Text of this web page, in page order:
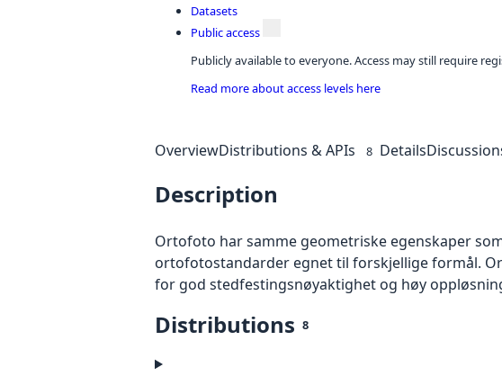
Datasets
Public access
Publicly available to everyone. Access may still require
Read more about access levels here
OverviewDistributions & APIs 8 Details
Description
Ortofoto har samme geometriske egenskaper
ortofotostandarder egnet til forskjellige formål.
for god stedfestingsnøyaktighet og høy
Distributions 8